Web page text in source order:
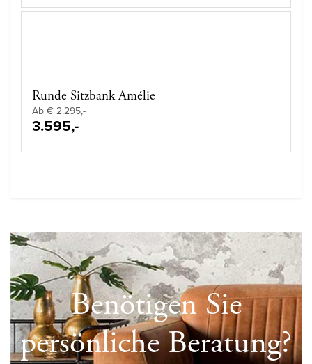
Runde Sitzbank Amélie
Ab € 2.295,-
3.595,-
Benötigen Sie
persönliche Beratung?